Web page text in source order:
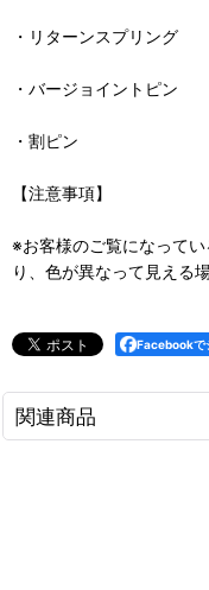
・リターンスプリング
・バージョイントピン
・割ピン
【注意事項】
※お客様のご覧になって
り、色が異なって見える
Facebookで
関連商品